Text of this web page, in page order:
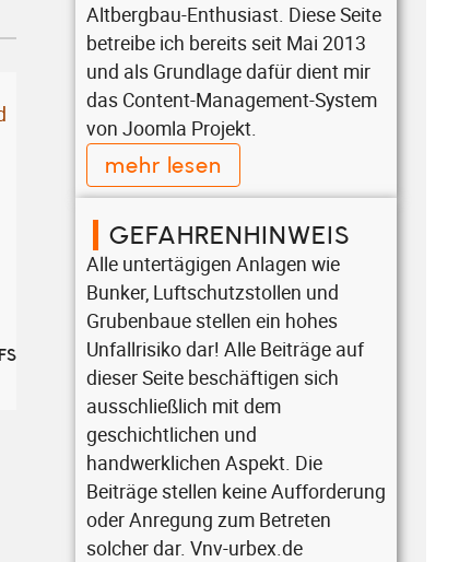
Altbergbau-Enthusiast. Diese Seite
betreibe ich bereits seit Mai 2013
und als Grundlage dafür dient mir
das Content-Management-System
von Joomla Projekt.
mehr lesen
GEFAHRENHINWEIS
Alle untertägigen Anlagen wie
Bunker, Luftschutzstollen und
Grubenbaue stellen ein hohes
Unfallrisiko dar! Alle Beiträge auf
dieser Seite beschäftigen sich
ausschließlich mit dem
geschichtlichen und
handwerklichen Aspekt. Die
Beiträge stellen keine Aufforderung
oder Anregung zum Betreten
solcher dar. Vnv-urbex.de